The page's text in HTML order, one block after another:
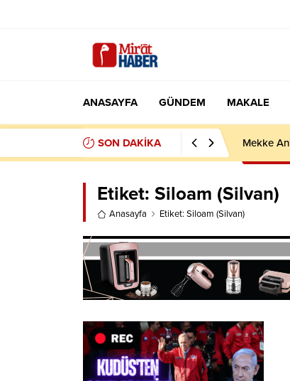
ANASAYFA GÜNDEM MAKALE
SON DAKİKA Mekke
Etiket: Siloam (Silvan)
Anasayfa Etiket: Siloam (Silvan)